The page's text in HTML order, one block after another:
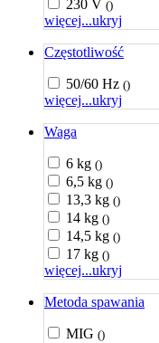
230 V ()
więcej...ukryj
Częstotliwość
50/60 Hz ()
więcej...ukryj
Waga
6 kg ()
6,5 kg ()
13,3 kg ()
14 kg ()
14,5 kg ()
17 kg ()
więcej...ukryj
Metoda spawania
MIG ()